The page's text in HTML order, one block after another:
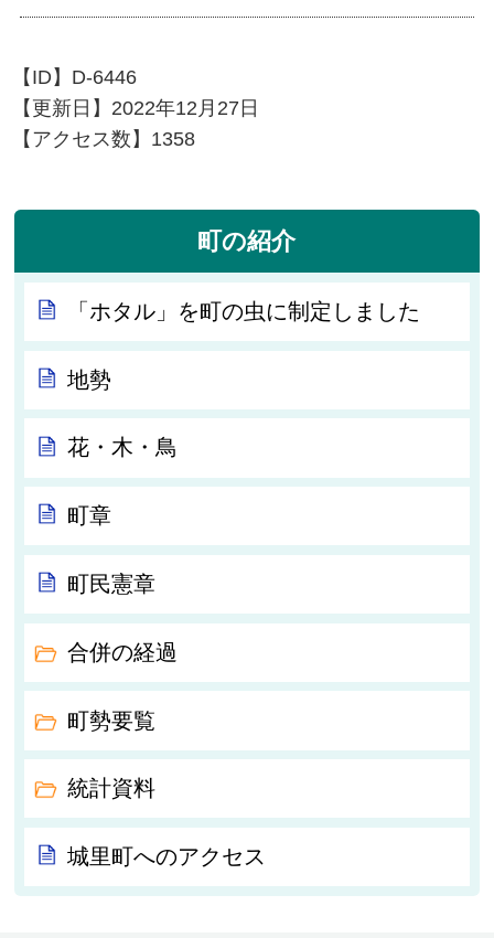
【ID】 D-6446
【更新日】 2022年12月27日
【アクセス数】 1358
町の紹介
「ホタル」を町の虫に制定しました
地勢
花・木・鳥
町章
町民憲章
合併の経過
町勢要覧
統計資料
城里町へのアクセス